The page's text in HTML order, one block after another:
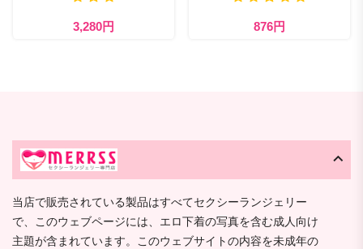
3,280円 876円
当店で販売されている製品はすべてセクシーランジェリー
で、このウェブページには、エロ下着の写真を含む成人向け
主題が含まれています。このウェブサイトの内容を未成年の